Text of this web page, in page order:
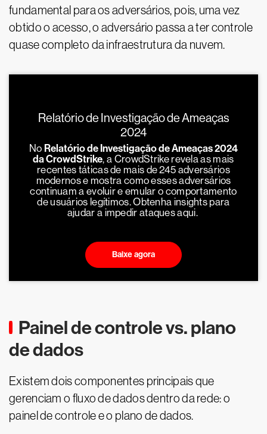
fundamental para os adversários, pois, uma vez
obtido o acesso, o adversário passa a ter controle
quase completo da infraestrutura da nuvem.
Relatório de Investigação de Ameaças
2024
No Relatório de Investigação de Ameaças 2024
da CrowdStrike, a CrowdStrike revela as mais
recentes táticas de mais de 245 adversários
modernos e mostra como esses adversários
continuam a evoluir e emular o comportamento
de usuários legítimos. Obtenha insights para
ajudar a impedir ataques aqui.
Baixe agora
Painel de controle vs. plano
de dados
Existem dois componentes principais que
gerenciam o fluxo de dados dentro da rede: o
painel de controle e o plano de dados.